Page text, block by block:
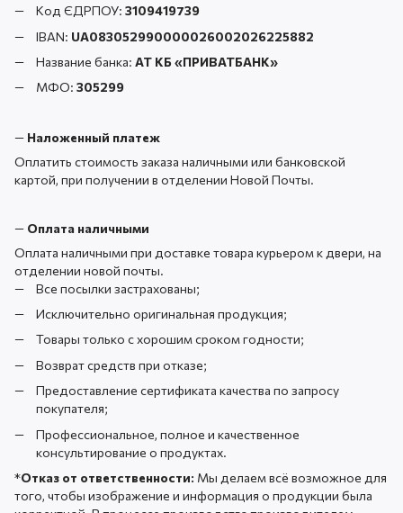
Код ЄДРПОУ: 3109419739
IBAN: UA083052990000026002026225882
Название банка: АТ КБ «ПРИВАТБАНК»
МФО: 305299
— Наложенный платеж
Оплатить стоимость заказа наличными или банковской
картой, при получении в отделении Новой Почты.
— Оплата наличными
Оплата наличными при доставке товара курьером к двери, на
отделении новой почты.
Все посылки застрахованы;
Исключительно оригинальная продукция;
Товары только с хорошим сроком годности;
Возврат средств при отказе;
Предоставление сертификата качества по запросу
покупателя;
Профессиональное, полное и качественное
консультирование о продуктах.
*Отказ от ответственности: Мы делаем всё возможное для
того, чтобы изображение и информация о продукции была